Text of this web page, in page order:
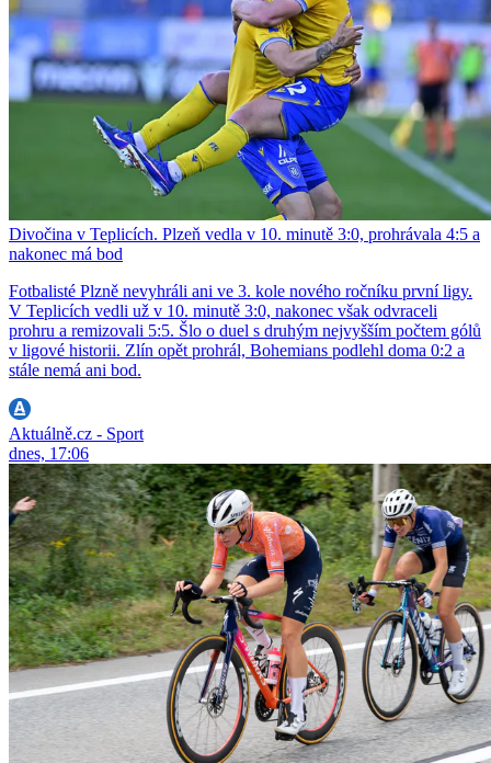
Divočina v Teplicích. Plzeň vedla v 10. minutě 3:0, prohrávala 4:5 a
nakonec má bod
Fotbalisté Plzně nevyhráli ani ve 3. kole nového ročníku první ligy.
V Teplicích vedli už v 10. minutě 3:0, nakonec však odvraceli
prohru a remizovali 5:5. Šlo o duel s druhým nejvyšším počtem gólů
v ligové historii. Zlín opět prohrál, Bohemians podlehl doma 0:2 a
stále nemá ani bod.
Aktuálně.cz - Sport
dnes, 17:06